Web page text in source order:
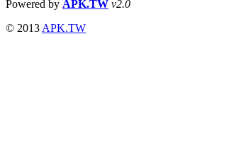
Powered by APK.TW v2.0
© 2013 APK.TW